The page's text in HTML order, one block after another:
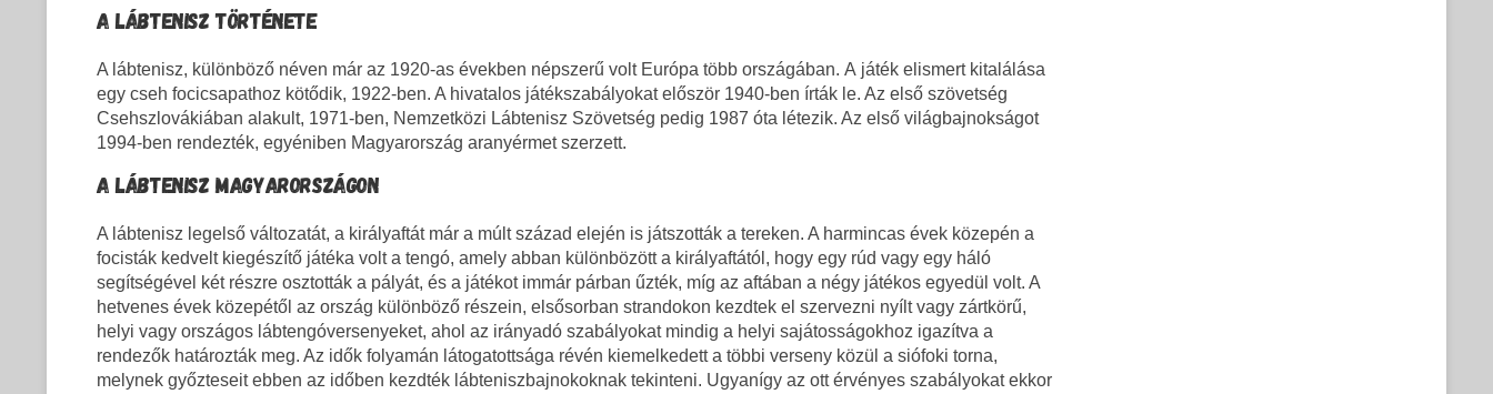
A LÁBTENISZ TÖRTÉNETE
A lábtenisz, különböző néven már az 1920-as években népszerű volt Európa több országában. A játék elismert kitalálása
egy cseh focicsapathoz kötődik, 1922-ben. A hivatalos játékszabályokat először 1940-ben írták le. Az első szövetség
Csehszlovákiában alakult, 1971-ben, Nemzetközi Lábtenisz Szövetség pedig 1987 óta létezik. Az első világbajnokságot
1994-ben rendezték, egyéniben Magyarország aranyérmet szerzett.
A LÁBTENISZ MAGYARORSZÁGON
A lábtenisz legelső változatát, a királyaftát már a múlt század elején is játszották a tereken. A harmincas évek közepén a
focisták kedvelt kiegészítő játéka volt a tengó, amely abban különbözött a királyaftától, hogy egy rúd vagy egy háló
segítségével két részre osztották a pályát, és a játékot immár párban űzték, míg az aftában a négy játékos egyedül volt. A
hetvenes évek közepétől az ország különböző részein, elsősorban strandokon kezdtek el szervezni nyílt vagy zártkörű,
helyi vagy országos lábtengóversenyeket, ahol az irányadó szabályokat mindig a helyi sajátosságokhoz igazítva a
rendezők határozták meg. Az idők folyamán látogatottsága révén kiemelkedett a többi verseny közül a siófoki torna,
melynek győzteseit ebben az időben kezdték lábteniszbajnokoknak tekinteni. Ugyanígy az ott érvényes szabályokat ekkor